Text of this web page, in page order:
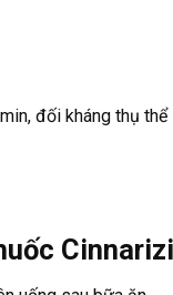
đối kháng thụ